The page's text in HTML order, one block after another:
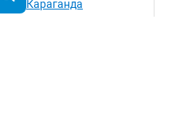
Караганда